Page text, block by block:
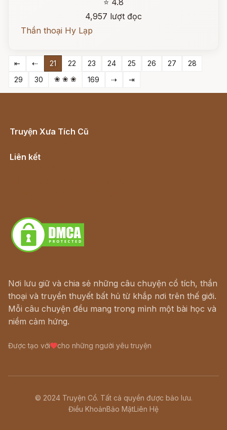
⭐ 4.8
4,957 lượt đọc
Thần thoại Hy Lạp
⇤ ⇠ 21 22 23 24 25 26 27
28
29
30 ❀ ❀ ❀ 169 ⇢ ⇥
Truyện Xưa Tích Cũ
Liên kết
Nơi lưu giữ và chia sẻ những câu chuyện cổ tích, thần
thoại và truyền thuyết bất hủ từ khắp nơi trên thế giới.
Mỗi câu chuyện đều mang trong mình một bài học và
niềm cảm hứng.
Được tạo với cho những người yêu truyện
© 2024 Truyện Cổ. Tất cả quyền được bảo lưu.
Điều KhoảnBảo MậtLiên Hệ